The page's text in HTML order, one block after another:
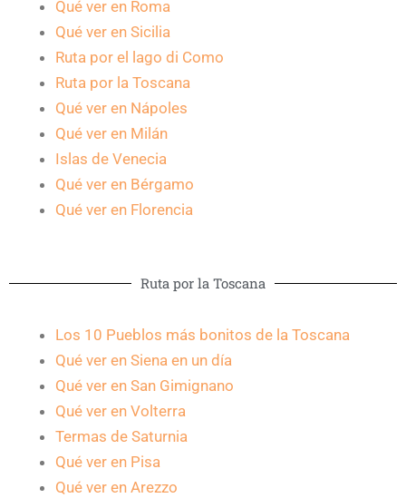
Qué ver en Roma
Qué ver en Sicilia
Ruta por el lago di Como
Ruta por la Toscana
Qué ver en Nápoles
Qué ver en Milán
Islas de Venecia
Qué ver en Bérgamo
Qué ver en Florencia
Ruta por la Toscana
Los 10 Pueblos más bonitos de la Toscana
Qué ver en Siena en un día
Qué ver en San Gimignano
Qué ver en Volterra
Termas de Saturnia
Qué ver en Pisa
Qué ver en Arezzo